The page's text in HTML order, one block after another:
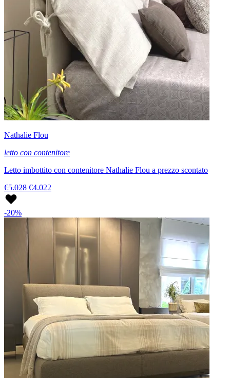
Nathalie Flou
letto con contenitore
Letto imbottito con contenitore Nathalie Flou a prezzo scontato
€5.028 €4.022
-20%